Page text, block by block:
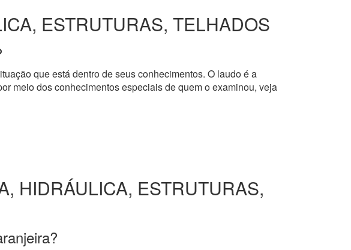
ESTRUTURAS, TELHADOS
que está dentro de seus conhecimentos. O laudo é a
meio dos conhecimentos especiais de quem o examinou, veja
HIDRÁULICA, ESTRUTURAS,